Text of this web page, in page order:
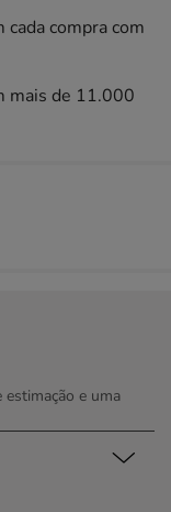
compra com
mais de 11.000
e uma